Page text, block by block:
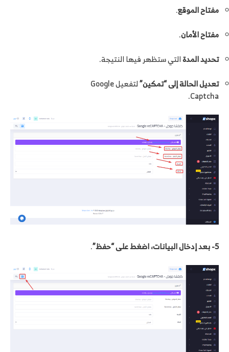
مفتاح الموقع.
مفتاح الأمان.
تحديد المدةالتي ستظهر فيها النتيجة.
تعديل الحالة إلى “تمكين”
لتفعيل Google
Captcha.
5- بعد إدخال البيانات، اضغط على “حفظ” .